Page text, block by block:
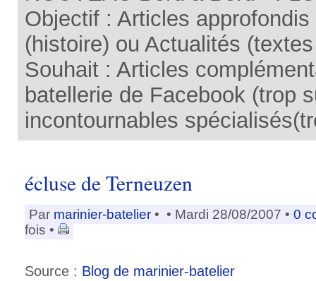
Objectif : Articles
(histoire) ou Actualités
Souhait : Articles
batellerie de Facebook (trop
incontournables
écluse de Terneuzen
Par marinier-batelier • • Mardi 28/08/2007 • 0
fois •
Source : Blog de marinier-batelier